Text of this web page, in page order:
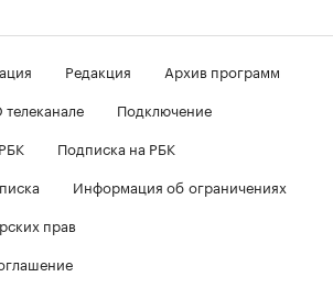
Редакция
Архив программ
Подключение
Подписка на РБК
Информация об ограничениях
прав